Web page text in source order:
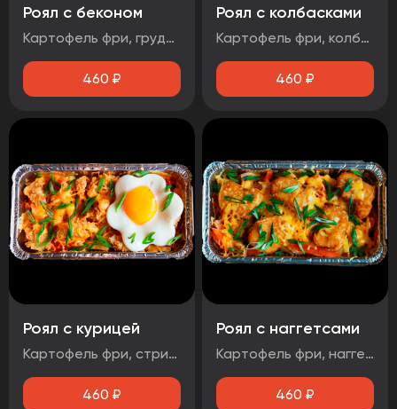
Роял с беконом
Картофель фри, грудинка свиная, яйцо, маринованный лук, помидор, шампиньоны, зеленый лук, сыр Гауда, соус чесночный
460 ₽
Роял с колбасками
Картофель фри, колбаски баварские, соус BBQ, огурцы маринованные, зеленый лук, лук фритюрный, сыр
460 ₽
Роял с курицей
Картофель фри, стрипсы, яйцо, соус чесночный, помидор, зеленый лук, сыр
460 ₽
Роял с наггетсами
Картофель фри, наггетсы, яйцо, соус сырный, помидор, сыр, зеленый лук
460 ₽